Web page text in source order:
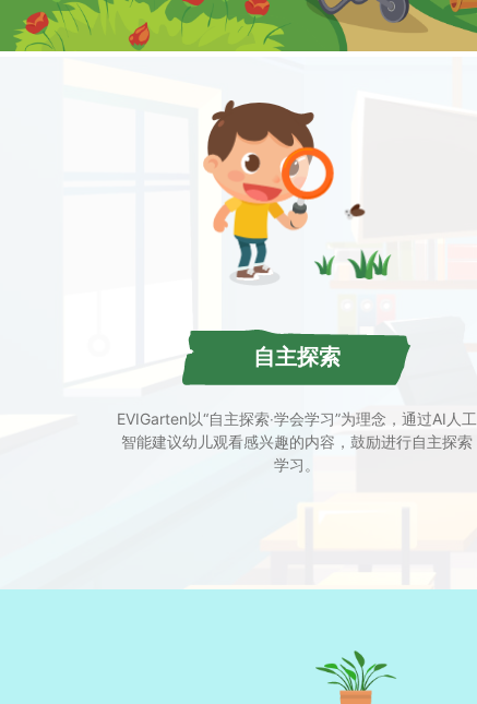
自主探索
EVIGarten以“自主探索‧学会学习”为理念，通过AI人工
智能建议幼儿观看感兴趣的内容，鼓励进行自主探索
学习。